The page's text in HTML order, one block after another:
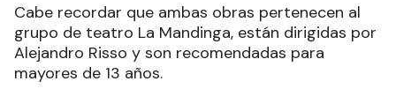
Cabe recordar que ambas obras pertenecen al
grupo de teatro La Mandinga, están dirigidas por
Alejandro Risso y son recomendadas para
mayores de 13 años.